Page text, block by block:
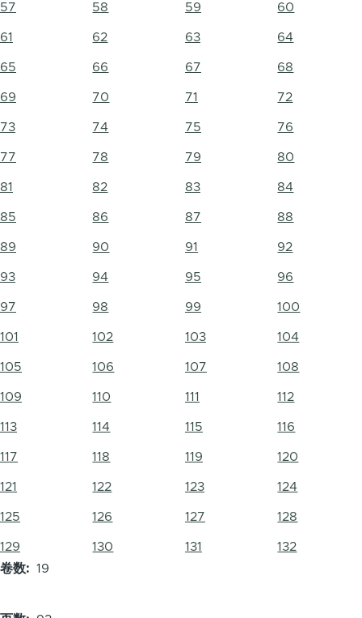
57 58 59 60
61 62 63 64
65 66 67 68
69 70 71 72
73 74 75 76
77 78 79 80
81 82 83 84
85 86 87 88
89 90 91 92
93 94 95 96
97 98 99 100
101 102 103 104
105 106 107 108
109 110 111 112
113 114 115 116
117 118 119 120
121 122 123 124
125 126 127 128
129 130 131
132
卷数
19